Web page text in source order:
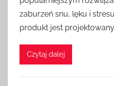
zaburzeń snu, lęku i
produkt jest
Czytaj dalej